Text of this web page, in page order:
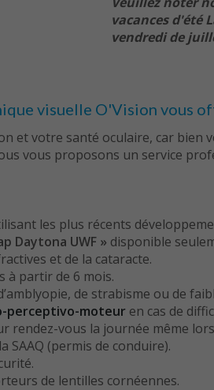
vacances d'été
vendredi de
visuelle O'Vision vous
et votre santé oculaire, car
vous proposons un service
les plus récents
Daytona UWF » disponible
et de la cataracte.
à partir de 6 mois.
de strabisme ou de
perceptivo-moteur en cas de
rendez-vous la journée même
SAAQ (permis de conduire).
de lentilles cornéennes.